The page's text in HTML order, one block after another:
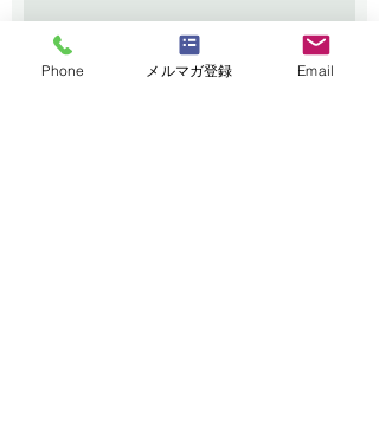
電話番号
Phone メルマガ登録 Email